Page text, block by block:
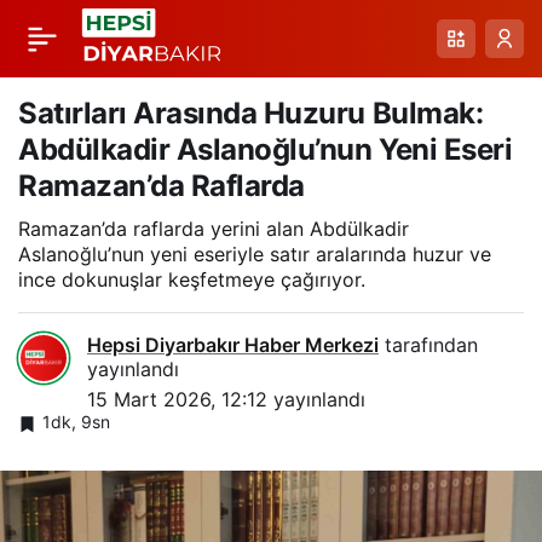
Satırları Arasında Huzuru Bulmak:
Abdülkadir Aslanoğlu’nun Yeni Eseri
Ramazan’da Raflarda
Ramazan’da raflarda yerini alan Abdülkadir
Aslanoğlu’nun yeni eseriyle satır aralarında huzur ve
ince dokunuşlar keşfetmeye çağırıyor.
Hepsi Diyarbakır Haber Merkezi tarafından
yayınlandı
15 Mart 2026, 12:12 yayınlandı
1dk, 9sn
Selahattin Eyyubi
Gençlik Kampı’nda
Gençlerle Buluşma ve
Destek Mesajı
Paylaş